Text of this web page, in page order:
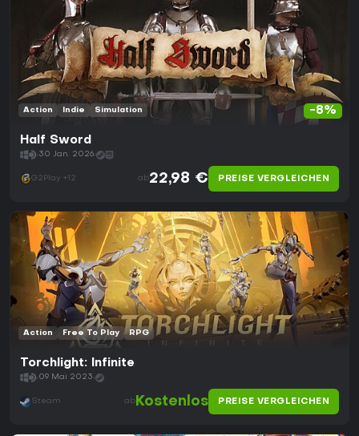
-8%
Action Indie Simulation
Half Sword
30 Jan. 2026
G2Play +12 ab22,98 € PREISE VERGLEICHEN
Action Free To Play RPG
Torchlight: Infinite
09 Mai 2023
Steam ab Kostenlos PREISE VERGLEICHEN